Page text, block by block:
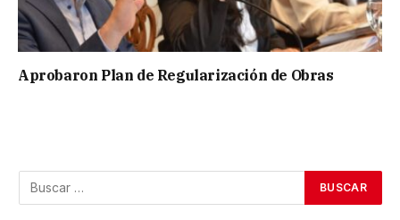
Aprobaron Plan de Regularización de Obras